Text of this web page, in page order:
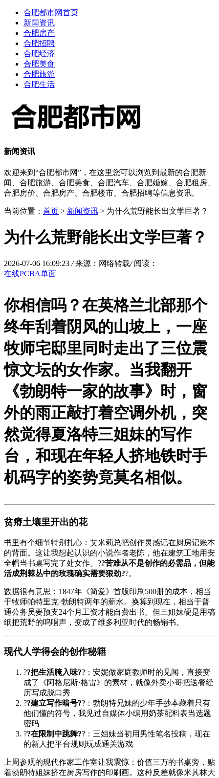
合肥都市网首页
新闻资讯
合肥房产
合肥招聘
合肥经济
合肥美食
合肥旅游
合肥生活
新闻资讯
欢迎来到“合肥都市网”，在这里您可以浏览到最新的合肥新
闻、合肥旅游、合肥美食、合肥汽车、合肥婚嫁、合肥租房、
合肥房价、合肥房产、合肥楼市、合肥招聘等信息资讯。
当前位置： 首页 > 新闻资讯 > 为什么荒野能长出文学巨著？
为什么荒野能长出文学巨著？
2026-07-06 16:09:23/ 来源：网络转载/ 阅读：
在线PCBA单面
你相信吗？在英格兰北部那个
终年刮着阴风的山坡上，一座
牧师宅邸里同时走出了三位震
惊文坛的女作家。当我翻开
《勃朗特一家的故事》时，窗
外的雨正敲打着空调外机，突
然觉得夏洛特三姐妹的写作
台，和现在年轻人挤地铁时手
机码字的姿势竟莫名相似。
贫瘠土壤里开出的花
书里有个细节特别扎心：艾米莉总把创作灵感记在厨房记账本
的背面。这让我想起认识的小说作者老陈，他在建筑工地用安
全帽当书桌写完了处女作。??苦难从不是创作的必需品，但能
活成荆棘丛中的玫瑰确实需要狠劲??。
数据很有意思：1847年《简爱》首版印刷500册的成本，相当
于牧师帕特里克·勃朗特两年的薪水。换算到现在，相当于普
通公务员要预支24个月工资才能自费出书。但三姐妹硬是用稿
纸把荒野的呜咽声，变成了维多利亚时代的畅销书。
现代人学得会的创作秘籍
??把生活腌入味??：安妮做家庭教师时的见闻，直接变
成了《阿格尼斯·格雷》的素材，就像外卖小哥把送餐经
历写成脱口秀
??建立写作暗号??：勃朗特兄妹的少年手抄本藏着只有
他们懂的符号，我见过自媒体小编用奶茶配料表当选题
密码
??在限制中跳舞??：三姐妹当初用男性笔名投稿，现在
的新人把平台规则玩成通关游戏
上周参观的现代作家工作室让我震惊：价值三万的书桌旁，贴
着勃朗特姐妹挤在厨房写作的印刷画。这种反差就像米其林大